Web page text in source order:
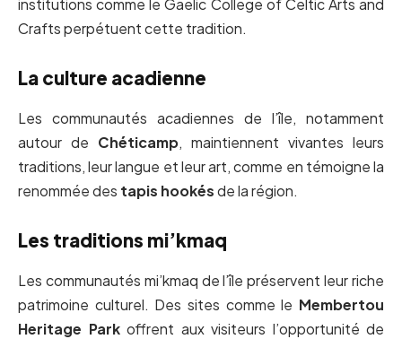
institutions comme le Gaelic College of Celtic Arts and
Crafts perpétuent cette tradition.
La culture acadienne
Les communautés acadiennes de l’île, notamment
autour de Chéticamp, maintiennent vivantes leurs
traditions, leur langue et leur art, comme en témoigne la
renommée des tapis hookésde la région.
Les traditions mi’kmaq
Les communautés mi’kmaq de l’île préservent leur riche
patrimoine culturel. Des sites comme le Membertou
Heritage Parkoffrent aux visiteurs l’opportunité de